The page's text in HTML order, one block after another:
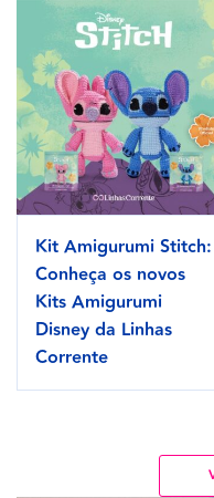
Kit Amigurumi Stitch:
Conheça os novos
Kits Amigurumi
Disney da Linhas
Corrente